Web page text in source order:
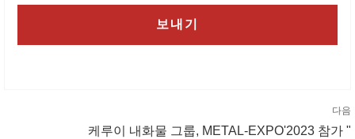
다음
케루이 내화물 그룹, METAL-EXPO'2023 참가 "